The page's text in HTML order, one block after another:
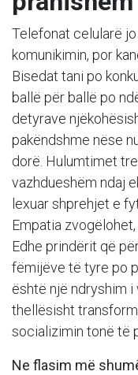
Telefonat celularë
komunikimin, por
Bisedat tani po
ballë për ballë po
detyrave
pakëndshme nëse
dorë. Hulumtimet
vazhdueshëm ndaj
lexuar shprehjet e
Empatia
Edhe prindërit që
fëmijëve të tyre po
është një ndryshim
thellësisht
socializimin tonë të
Ne flasim më